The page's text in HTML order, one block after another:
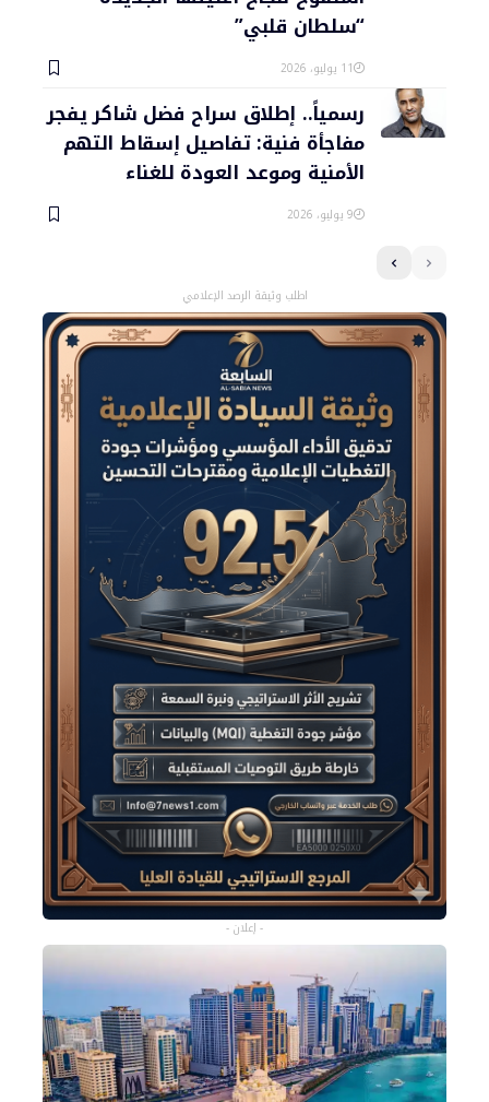
“سلطان قلبي”
11 يوليو، 2026
رسمياً.. إطلاق سراح فضل شاكر يفجر
مفاجأة فنية: تفاصيل إسقاط التهم
الأمنية وموعد العودة للغناء
9 يوليو، 2026
اطلب وثيقة الرصد الإعلامي
- إعلان -